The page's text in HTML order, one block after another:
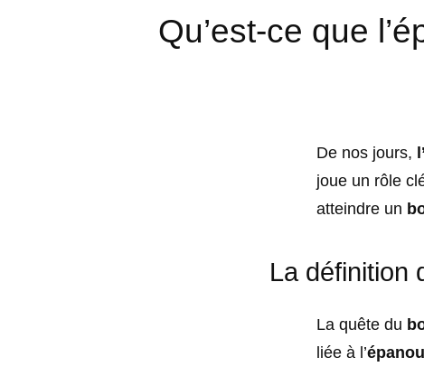
Qu’est-ce que
De nos jours,
joue un rôle
atteindre un
La définition
La quête du
liée à l’